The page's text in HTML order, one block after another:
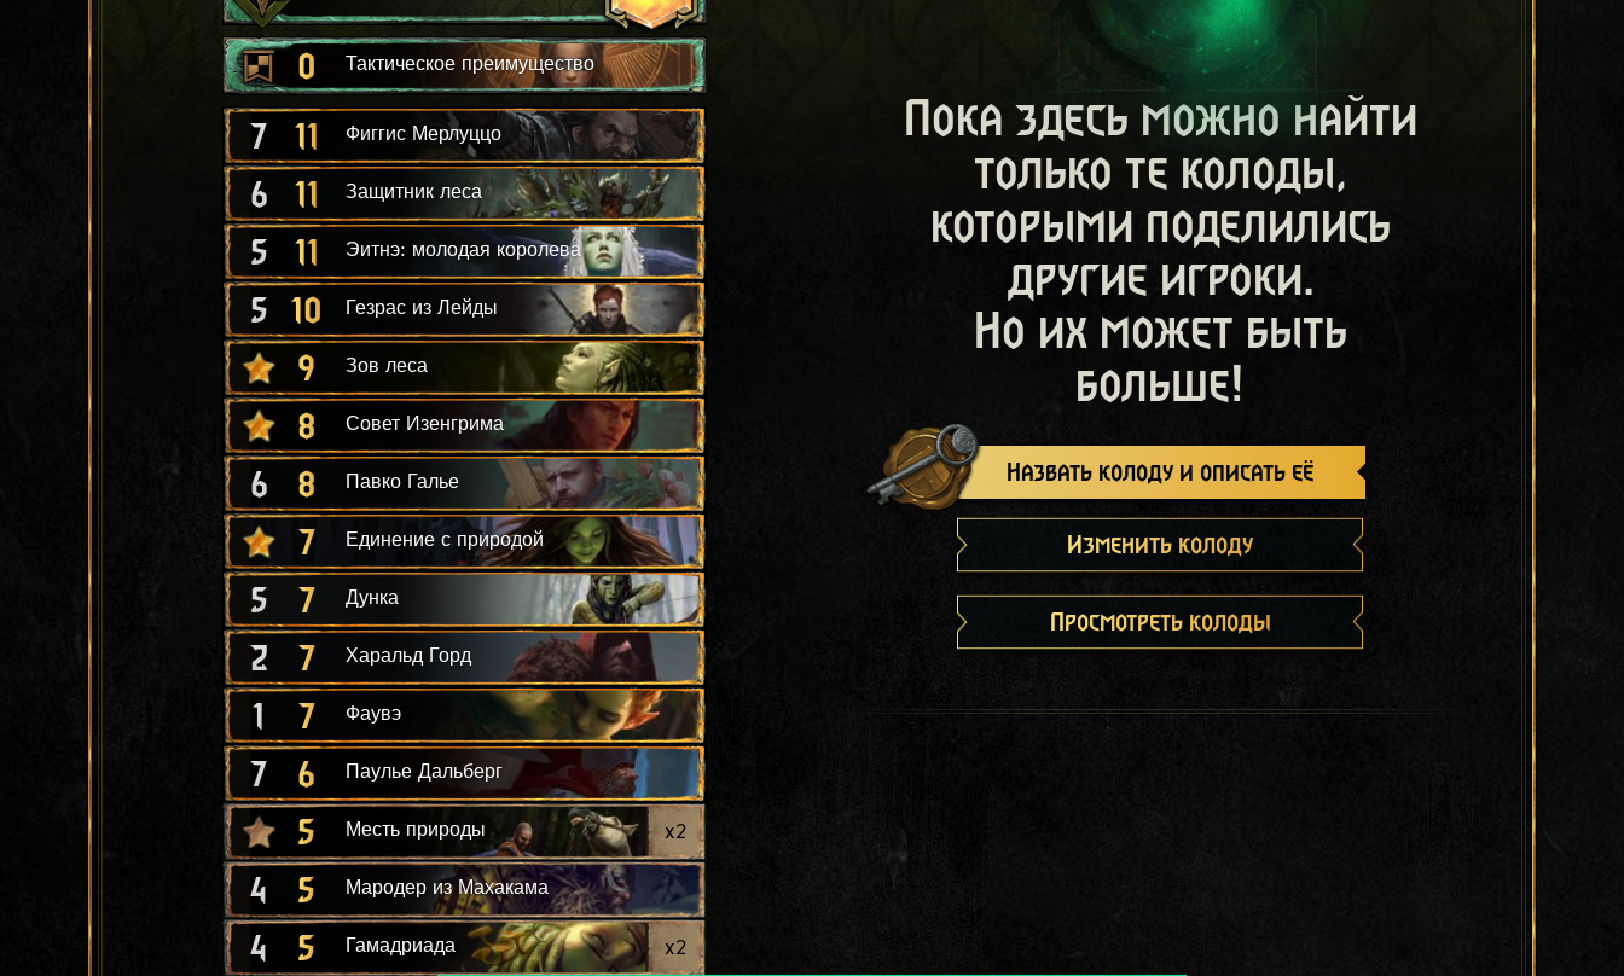
0 Тактическое преимущество
7 11 Фиггис Мерлуццо
6 11 Защитник леса
5 11 Эитнэ: молодая королева
5 10 Гезрас из Лейды
9 Зов леса
8 Совет Изенгрима
6 8 Павко Галье
7 Единение с природой
5 7 Дунка
2 7 Харальд Горд
1 7 Фаувэ
7 6 Паулье Дальберг
5 Месть природы x2
4 5 Мародер из Махакама
4 5 Гамадриада x2
Пока здесь можно найти
только те колоды,
которыми поделились
другие игроки.
Но их может быть
больше!
Назвать колоду и описать её
Изменить колоду
Просмотреть колоды